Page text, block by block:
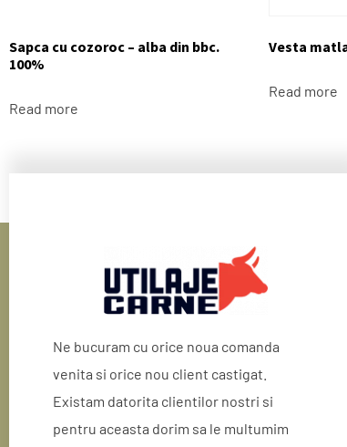
Sapca cu cozoroc – alba din bbc.
100%
Read more
Vesta
Read more
Ne bucuram cu orice noua comanda
venita si orice nou client castigat.
Existam datorita clientilor nostri si
pentru aceasta dorim sa le multumim